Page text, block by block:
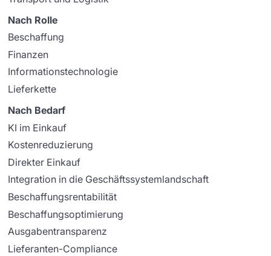
Nach Rolle
Beschaffung
Finanzen
Informationstechnologie
Lieferkette
Nach Bedarf
KI im Einkauf
Kostenreduzierung
Direkter Einkauf
Integration in die Geschäftssystemlandschaft
Beschaffungsrentabilität
Beschaffungsoptimierung
Ausgabentransparenz
Lieferanten-Compliance